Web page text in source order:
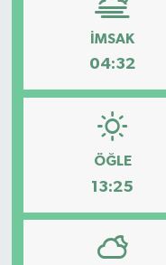
İMSAK
04:32
ÖĞLE
13:25